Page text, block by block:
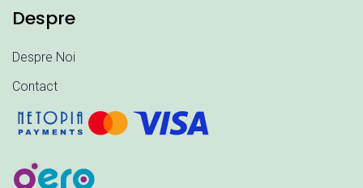
Despre
Despre Noi
Contact